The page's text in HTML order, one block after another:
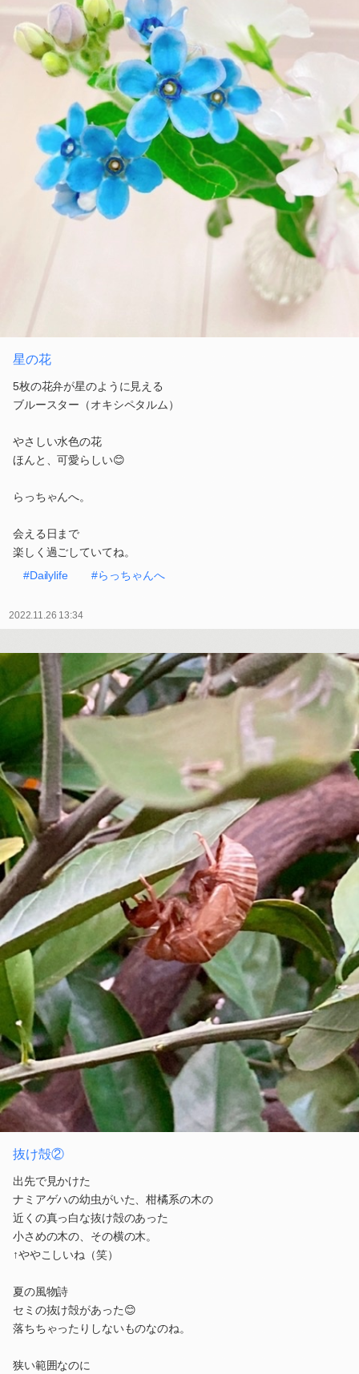
星の花
5枚の花弁が星のように見える
ブルースター（オキシペタルム）
やさしい水色の花
ほんと、可愛らしい😊
らっちゃんへ。
会える日まで
楽しく過ごしていてね。
#Dailylife
#らっちゃんへ
2022.11.26 13:34
抜け殻②
出先で見かけた
ナミアゲハの幼虫がいた、柑橘系の木の
近くの真っ白な抜け殻のあった
小さめの木の、その横の木。
↑ややこしいね（笑）
夏の風物詩
セミの抜け殻があった😊
落ちちゃったりしないものなのね。
狭い範囲なのに